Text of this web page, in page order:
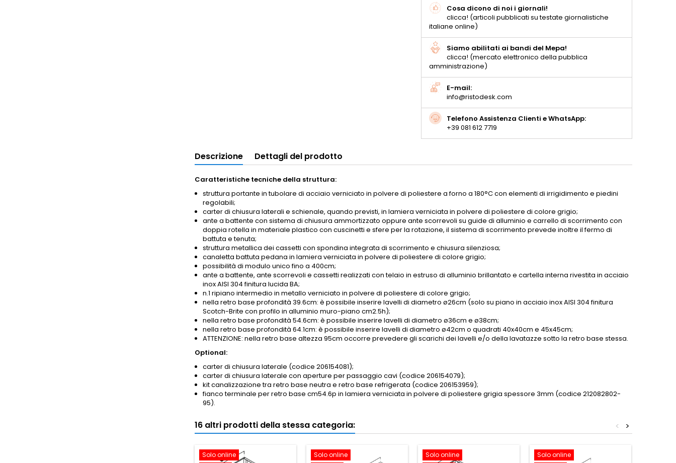
Cosa dicono di noi i giornali!
clicca! (articoli pubblicati su testate giornalistiche
italiane online)
Siamo abilitati ai bandi del Mepa!
clicca! (mercato elettronico della pubblica
amministrazione)
E-mail:
info@ristodesk.com
Telefono Assistenza Clienti e WhatsApp:
+39 081 612 7719
Descrizione Dettagli del prodotto
Caratteristiche tecniche della struttura:
struttura portante in tubolare di acciaio verniciato in polvere di poliestere a forno a 180°C con elementi di irrigidimento e piedini
regolabili;
carter di chiusura laterali e schienale, quando previsti, in lamiera verniciata in polvere di poliestere di colore grigio;
ante a battente con sistema di chiusura ammortizzato oppure ante scorrevoli su guide di alluminio e carrello di scorrimento con
doppia rotella in materiale plastico con cuscinetti e sfere per la rotazione, il sistema di scorrimento prevede inoltre il fermo di
battuta e tenuta;
struttura metallica dei cassetti con spondina integrata di scorrimento e chiusura silenziosa;
canaletta battuta pedana in lamiera verniciata in polvere di poliestere di colore grigio;
possibilità di modulo unico fino a 400cm;
ante a battente, ante scorrevoli e cassetti realizzati con telaio in estruso di alluminio brillantato e cartella interna rivestita in acciaio
inox AISI 304 finitura lucida BA;
n.1 ripiano intermedio in metallo verniciato in polvere di poliestere di colore grigio;
nella retro base profondità 39.6cm: è possibile inserire lavelli di diametro ø26cm (solo su piano in acciaio inox AISI 304 finitura
Scotch-Brite con profilo in alluminio muro-piano cm2.5h);
nella retro base profondità 54.6cm: è possibile inserire lavelli di diametro ø36cm e ø38cm;
nella retro base profondità 64.1cm: è possibile inserire lavelli di diametro ø42cm o quadrati 40x40cm e 45x45cm;
ATTENZIONE: nella retro base altezza 95cm occorre prevedere gli scarichi dei lavelli e/o della lavatazze sotto la retro base stessa.
Optional:
carter di chiusura laterale (codice 206154081);
carter di chiusura laterale con aperture per passaggio cavi (codice 206154079);
kit canalizzazione tra retro base neutra e retro base refrigerata (codice 206153959);
fianco terminale per retro base cm54.6p in lamiera verniciata in polvere di poliestere grigia spessore 3mm (codice 212082802-
95).
16 altri prodotti della stessa categoria: >
<
Solo online
Solo online
Solo online
Solo online